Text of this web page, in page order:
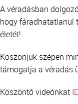
A véradásban
hogy fáradhatatlanul
életét!
Köszönjük szépen
támogatja a véradás
Köszöntő videónkat